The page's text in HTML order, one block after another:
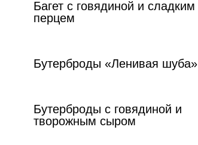
Багет с говядиной и сладким
перцем
Бутерброды «Ленивая шуба»
Бутерброды с говядиной и
творожным сыром